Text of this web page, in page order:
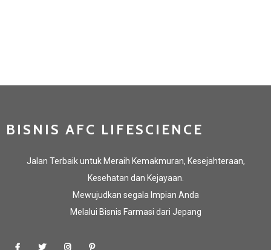
BISNIS AFC LIFESCIENCE
Jalan Terbaik untuk Meraih Kemakmuran, Kesejahteraan,
Kesehatan dan Kejayaan.
Mewujudkan segala Impian Anda
Melalui Bisnis Farmasi dari Jepang